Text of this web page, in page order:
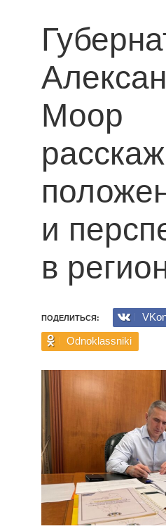
Моор
и
в
ПОДЕЛИТЬСЯ:
Odnoklassniki